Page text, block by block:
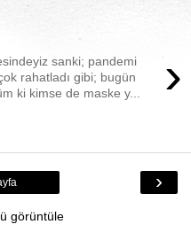
›
sanki; pandemi
rahatladı gibi; bugün
ki kimse de maske y...
›
görüntüle